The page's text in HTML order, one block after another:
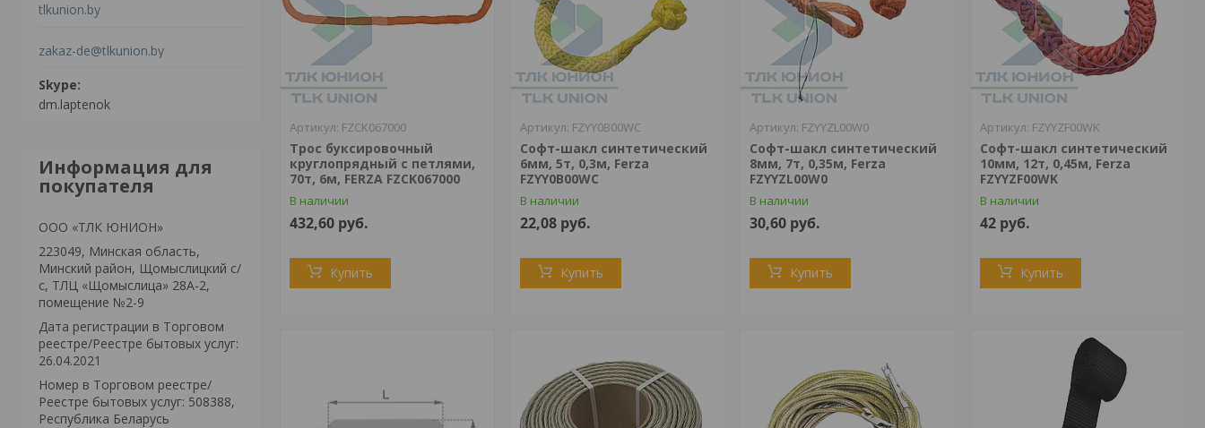
tlkunion.by
zakaz-de@tlkunion.by
dm.laptenok
Информация для
покупателя
ООО «ТЛК ЮНИОН»
223049, Минская область,
Минский район, Щомыслицкий с/
с, ТЛЦ «Щомыслица» 28А-2,
помещение №2-9
Дата регистрации в Торговом
реестре/Реестре бытовых услуг:
26.04.2021
Номер в Торговом реестре/
Реестре бытовых услуг: 508388,
Республика Беларусь
FZCK067000
Трос буксировочный
круглопрядный с петлями,
70т, 6м, FERZA FZCK067000
В наличии
432,60 руб.
Купить
FZYY0B00WC
Софт-шакл синтетический
6мм, 5т, 0,3м, Ferza
FZYY0B00WC
В наличии
22,08 руб.
Купить
FZYYZL00W0
Софт-шакл синтетический
8мм, 7т, 0,35м, Ferza
FZYYZL00W0
В наличии
30,60 руб.
Купить
FZYYZF00WK
Софт-шакл синтетический
10мм, 12т, 0,45м, Ferza
FZYYZF00WK
В наличии
42 руб.
Купить